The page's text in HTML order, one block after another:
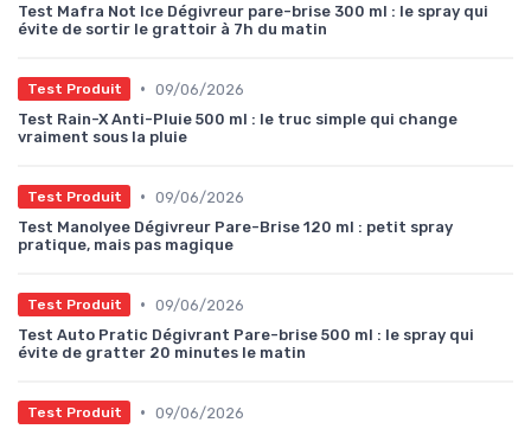
Test Mafra Not Ice Dégivreur pare-brise 300 ml : le spray qui
évite de sortir le grattoir à 7h du matin
Test Produit • 09/06/2026
Test Rain-X Anti-Pluie 500 ml : le truc simple qui change
vraiment sous la pluie
Test Produit • 09/06/2026
Test Manolyee Dégivreur Pare-Brise 120 ml : petit spray
pratique, mais pas magique
Test Produit • 09/06/2026
Test Auto Pratic Dégivrant Pare-brise 500 ml : le spray qui
évite de gratter 20 minutes le matin
Test Produit • 09/06/2026